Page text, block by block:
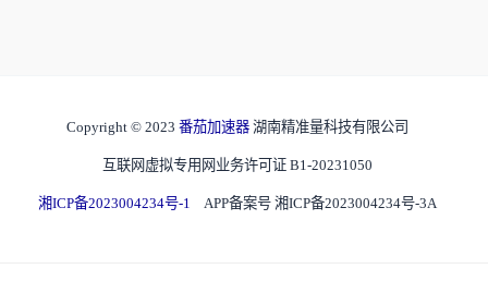
Copyright © 2023 番茄加速器 湖南精准量科技有限公司
互联网虚拟专用网业务许可证 B1-20231050
湘ICP备2023004234号-1 APP备案号 湘ICP备2023004234号-3A